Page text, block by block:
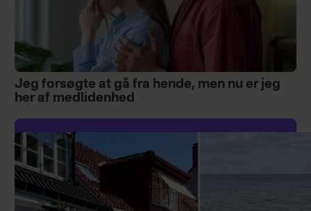
Jeg forsøgte at gå fra hende, men nu er jeg
her af medlidenhed